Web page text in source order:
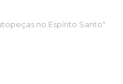
no Espírito Santo"